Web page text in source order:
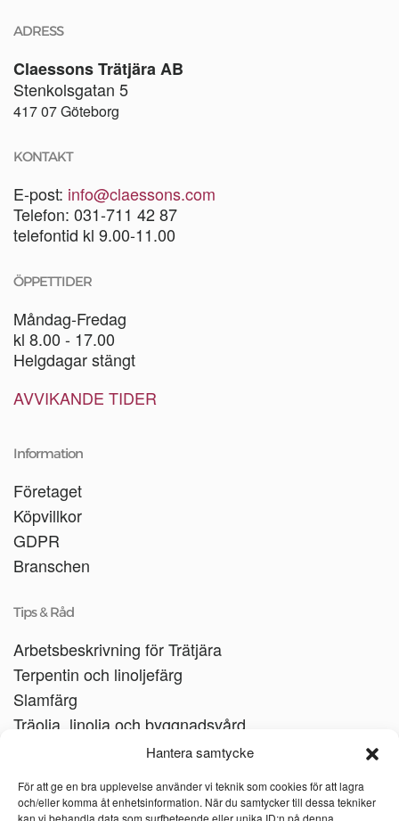
Hantera samtycke
För att ge en bra upplevelse använder vi teknik som cookies för att lagra
och/eller komma åt enhetsinformation. När du samtycker till dessa tekniker
kan vi behandla data som surfbeteende eller unika ID:n på denna
ADRESS
Claessons Trätjära AB
Stenkolsgatan 5
417 07 Göteborg
KONTAKT
E-post: info@claessons.com
Telefon: 031-711 42 87
telefontid kl 9.00-11.00
ÖPPETTIDER
Måndag-Fredag
kl 8.00 - 17.00
Helgdagar stängt
AVVIKANDE TIDER
Information
Företaget
Köpvillkor
GDPR
Branschen
Tips & Råd
Arbetsbeskrivning för Trätjära
Terpentin och linoljefärg
Slamfärg
Träolja, linolja och byggnadsvård